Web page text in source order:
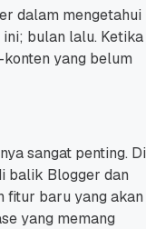
Jul, 2022 3
dalam mengetahui
bulan lalu. Ketika
yang belum
sangat penting. Di
balik Blogger dan
fitur baru yang akan
yang memang